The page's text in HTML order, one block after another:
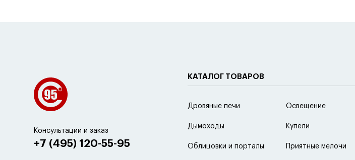
Консультации и заказ
+7 (495) 120-55-95
КАТАЛОГ ТОВАРОВ
Дровяные печи
Дымоходы
Облицовки и порталы
Освещение
Купели
Приятные мелочи